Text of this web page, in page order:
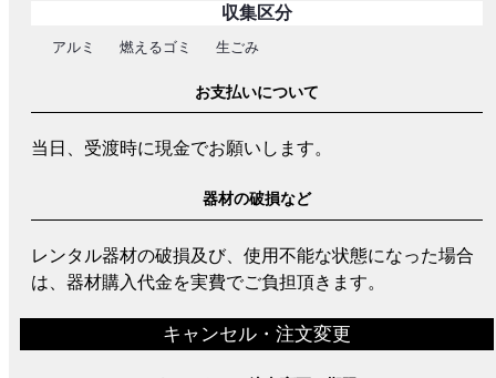
収集区分
アルミ 燃えるゴミ 生ごみ
お支払いについて
当日、受渡時に現金でお願いします。
器材の破損など
レンタル器材の破損及び、使用不能な状態になった場合
は、器材購入代金を実費でご負担頂きます。
キャンセル・注文変更